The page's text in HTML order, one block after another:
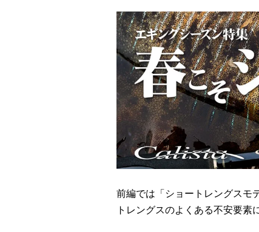
前編では「ショートレングスモ
トレングスのよくある不安要素